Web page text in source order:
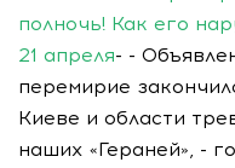
полночь! Как его
21 апреля- -
перемирие
Киеве и области
наших «Гераней», -